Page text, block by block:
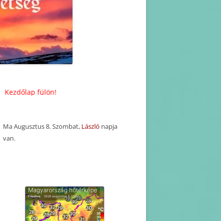
KORÁBBI HAVI PROGRAM
TERVEZETEK(2025-2016)
KORÁBBI PROGRAMOK-
BEJEGYZÉSEK
Ma Augusztus 8. Szombat, László napja
van.